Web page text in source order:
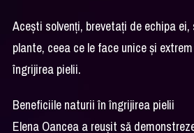
Acești solvenți, brevetați de echipa
plante, ceea ce le face unice și
îngrijirea pielii.
Beneficiile naturii în îngrijirea pielii
Elena Oancea a reușit să